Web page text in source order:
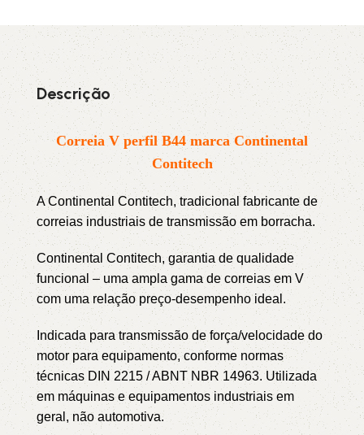
Descrição
Correia V perfil B44 marca Continental
Contitech
A Continental Contitech, tradicional fabricante de
correias industriais de transmissão em borracha.
Continental Contitech, garantia de qualidade
funcional – uma ampla gama de correias em V
com uma relação preço-desempenho ideal.
Indicada para transmissão de força/velocidade do
motor para equipamento, conforme normas
técnicas DIN 2215 / ABNT NBR 14963.Utilizada
em máquinas e equipamentos industriais em
geral, não automotiva.